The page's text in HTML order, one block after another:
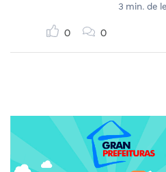
3 min. de
0 0